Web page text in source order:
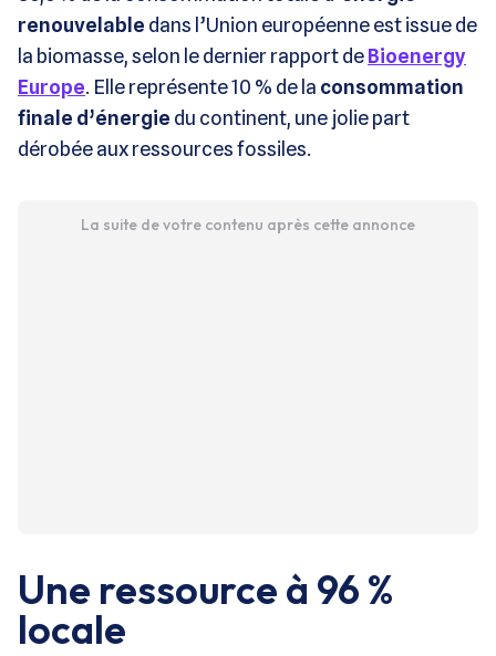
renouvelable dans l’Union européenne est issue de
la biomasse, selon le dernier rapport deBioenergy
Europe. Elle représente 10 % de la consommation
finale d’énergie du continent, une jolie part
dérobée aux ressources fossiles.
La suite de votre contenu après cette annonce
Une ressource à 96 %
locale